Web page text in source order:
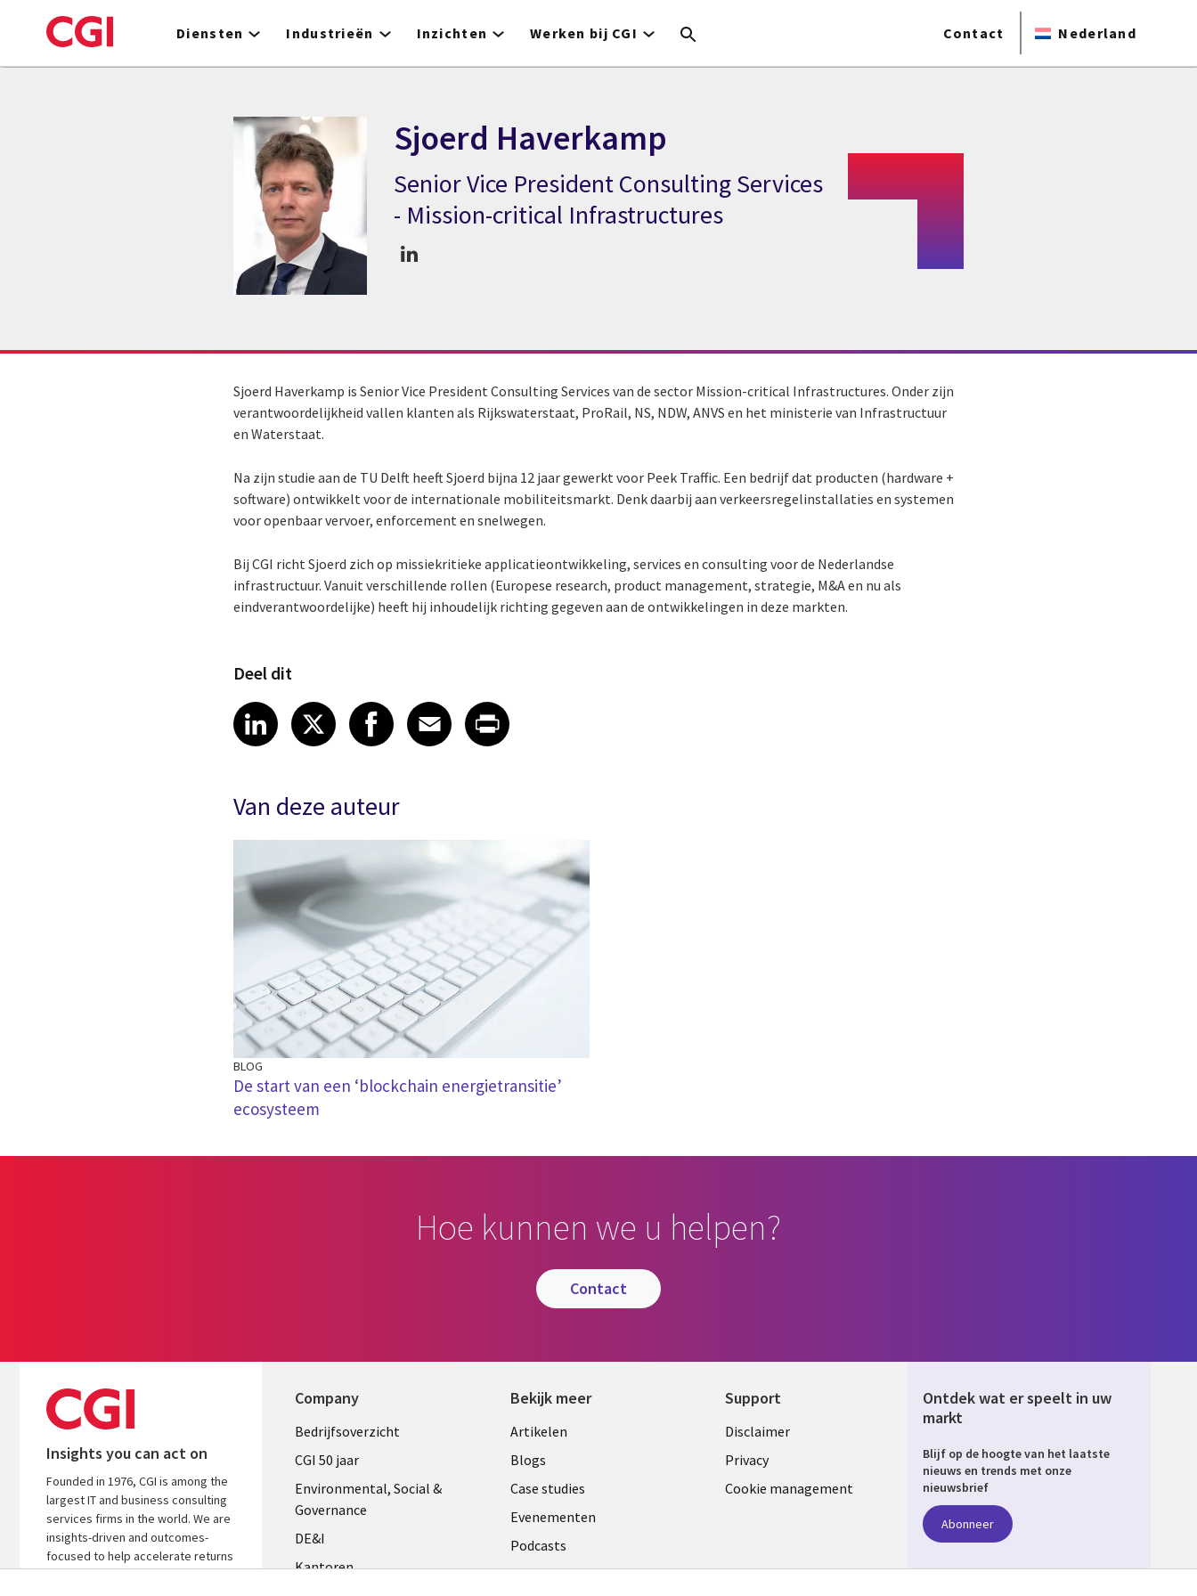
to
Diensten Industrieën Inzichten Werken bij CGI Contact Nederland
Sjoerd Haverkamp
CGI expert Sjoerd Haverkamp
Senior Vice President Consulting Services
- Mission-critical Infrastructures
Sjoerd Haverkamp is Senior Vice President Consulting Services van de sector Mission-critical Infrastructures. Onder zijn
verantwoordelijkheid vallen klanten als Rijkswaterstaat, ProRail, NS, NDW, ANVS en het ministerie van Infrastructuur
en Waterstaat.
Na zijn studie aan de TU Delft heeft Sjoerd bijna 12 jaar gewerkt voor Peek Traffic. Een bedrijf dat producten (hardware +
software) ontwikkelt voor de internationale mobiliteitsmarkt. Denk daarbij aan verkeersregelinstallaties en systemen
voor openbaar vervoer, enforcement en snelwegen.
Bij CGI richt Sjoerd zich op missiekritieke applicatieontwikkeling, services en consulting voor de Nederlandse
infrastructuur. Vanuit verschillende rollen (Europese research, product management, strategie, M&A en nu als
eindverantwoordelijke) heeft hij inhoudelijk richting gegeven aan de ontwikkelingen in deze markten.
Deel dit
Share article on LinkedIn
LinkedIn
Share article on X
XShare article on Facebook
Facebook
Share article on Email
Email
Share article on Print
Van deze auteur
BLOG
De start van een ‘blockchain energietransitie’
ecosysteem
Hoe kunnen we u helpen?
contact
Insights you can act on
Founded in 1976, CGI is among the
largest IT and business consulting
services firms in the world. We are
insights-driven and outcomes-
focused to help accelerate returns
on your investments.
Company
Useful
links
NETHERLANDS
Bedrijfsoverzicht
CGI 50 jaar
Environmental, Social &
Governance
DE&I
Kantoren
Bekijk meer
Library
Links
NETHERLANDS
Artikelen
Blogs
Case studies
Evenementen
Podcasts
Viewpoints
Support
Legal
NETHERLANDS
Disclaimer
Privacy
Cookie management
Ontdek wat er speelt in uw
markt
Blijf op de hoogte van het laatste
nieuws en trends met onze
nieuwsbrief
Abonneer